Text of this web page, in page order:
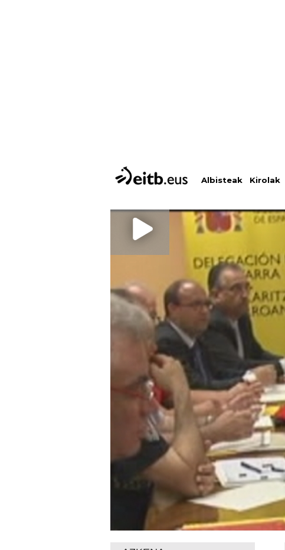
Albisteak Kirolak